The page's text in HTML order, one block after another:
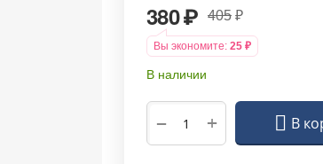
380₽ 405 ₽
Вы экономите: 25 ₽
В наличии
+
− В